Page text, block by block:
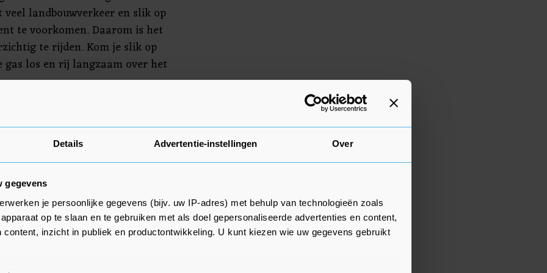
Details Advertentie-instellingen Over
gegevens
je persoonlijke gegevens (bijv. uw IP-adres) met behulp van technologieën zoals
op te slaan en te gebruiken met als doel gepersonaliseerde advertenties en content,
content, inzicht in publiek en productontwikkeling. U kunt kiezen wie uw gegevens gebruikt
veel landbouwverkeer en slik op
te voorkomen. Daarom is het
te rijden. Kom je slik op
gas los en rij langzaam over het
plaatsvinden, hebben
afspraken gemaakt. ‘Hoewel
hun best doen om de weg
wegen toch vervuild raken.
met hen afgesproken
plaatsen als dit wel
situaties worden
maatregelen.’